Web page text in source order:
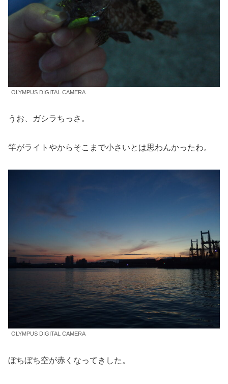
OLYMPUS DIGITAL CAMERA
うお、ガシラちっさ。
竿がライトやからそこまで小さいとは思わんかったわ。
OLYMPUS DIGITAL CAMERA
ぼちぼち空が赤くなってきした。